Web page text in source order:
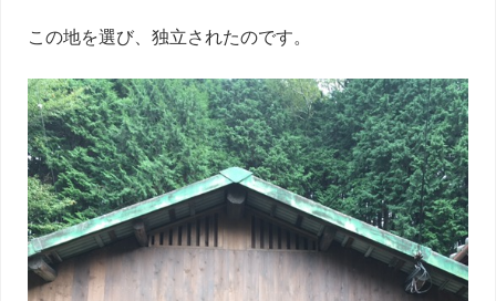
この地を選び、独立されたのです。